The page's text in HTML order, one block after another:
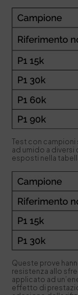
Test con
ad umido a diversi
esposti nella
Queste prove
resistenza allo
applicato ad
effetto di